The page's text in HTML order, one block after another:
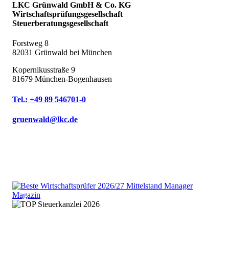
LKC Grünwald GmbH & Co. KG
Wirtschaftsprüfungsgesellschaft
Steuerberatungsgesellschaft
Forstweg 8
82031 Grünwald bei München
Kopernikusstraße 9
81679 München-Bogenhausen
Tel.: +49 89 546701-0
gruenwald@lkc.de